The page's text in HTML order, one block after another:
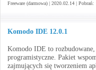
Freeware (darmowa) | 2020.02.14 | Pobrań:
Komodo IDE 12.0.1
Komodo IDE to
programistyczne. Pakiet
zajmujących się tworzeniem